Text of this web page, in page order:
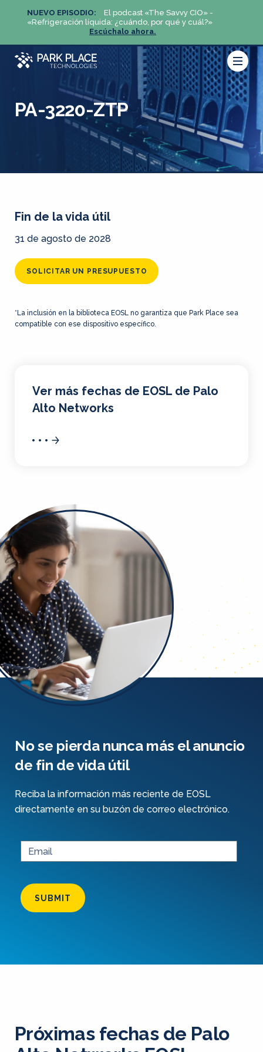
NUEVO EPISODIO:
El podcast «The Savvy CIO» -
«Refrigeración líquida: ¿cuándo, por qué y cuál?»
Escúchalo ahora.
PA-3220-ZTP
Fin de la vida útil
31 de agosto de 2028
SOLICITAR UN PRESUPUESTO
*La inclusión en la biblioteca EOSL no garantiza que Park Place sea
compatible con ese dispositivo específico.
Ver más fechas de EOSL de Palo
Alto Networks
No se pierda nunca más el anuncio
de fin de vida útil
Reciba la información más reciente de EOSL
directamente en su buzón de correo electrónico.
SUBMIT
Próximas fechas de Palo